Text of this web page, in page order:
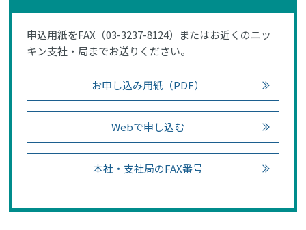
申込用紙をFAX（03-3237-8124）またはお近くのニッ
キン支社・局までお送りください。
お申し込み用紙（PDF）
Webで申し込む
本社・支社局のFAX番号